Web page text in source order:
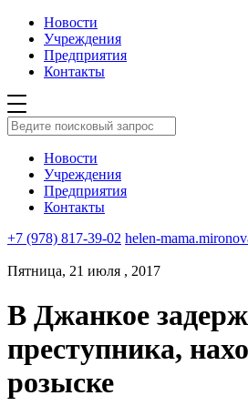
Новости
Учреждения
Предприятия
Контакты
Новости
Учреждения
Предприятия
Контакты
+7 (978) 817-39-02 helen-
Пятница, 21 июля , 2017
В Джанкое
преступника,
розыске